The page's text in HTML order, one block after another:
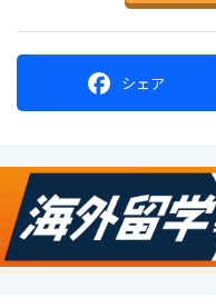
シェア